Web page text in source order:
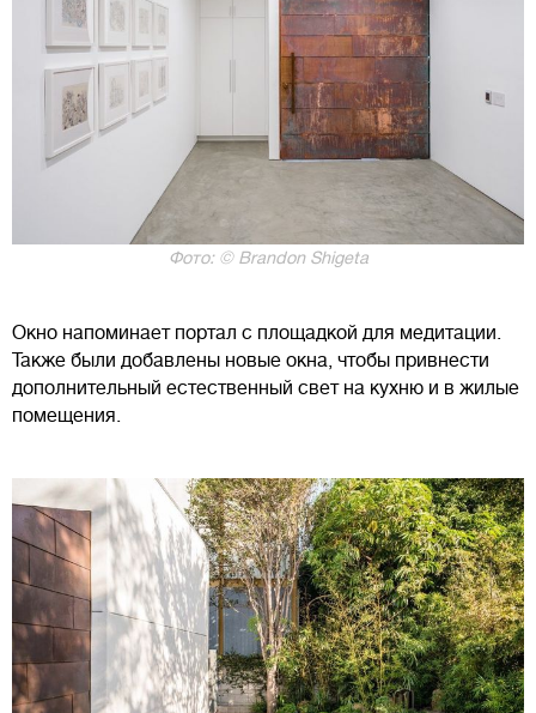
Фото: © Brandon Shigeta
Окно напоминает портал с площадкой для медитации.
Также были добавлены новые окна, чтобы привнести
дополнительный естественный свет на кухню и в жилые
помещения.